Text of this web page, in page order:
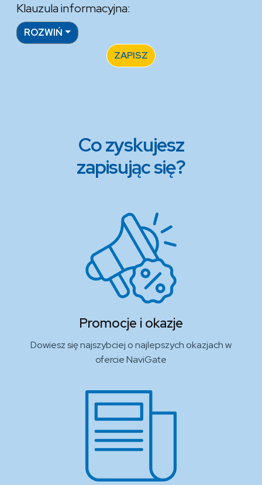
Klauzula informacyjna:
ROZWIŃ
ZAPISZ
Co zyskujesz
zapisując się?
Promocje i okazje
Dowiesz się najszybciej o najlepszych okazjach w
ofercie NaviGate